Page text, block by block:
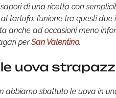
di una ricetta con
tartufo: l’unione tra questi
anche ad occasioni meno
perSan Valentino.
uova
abbiamo sbattuto le uova in